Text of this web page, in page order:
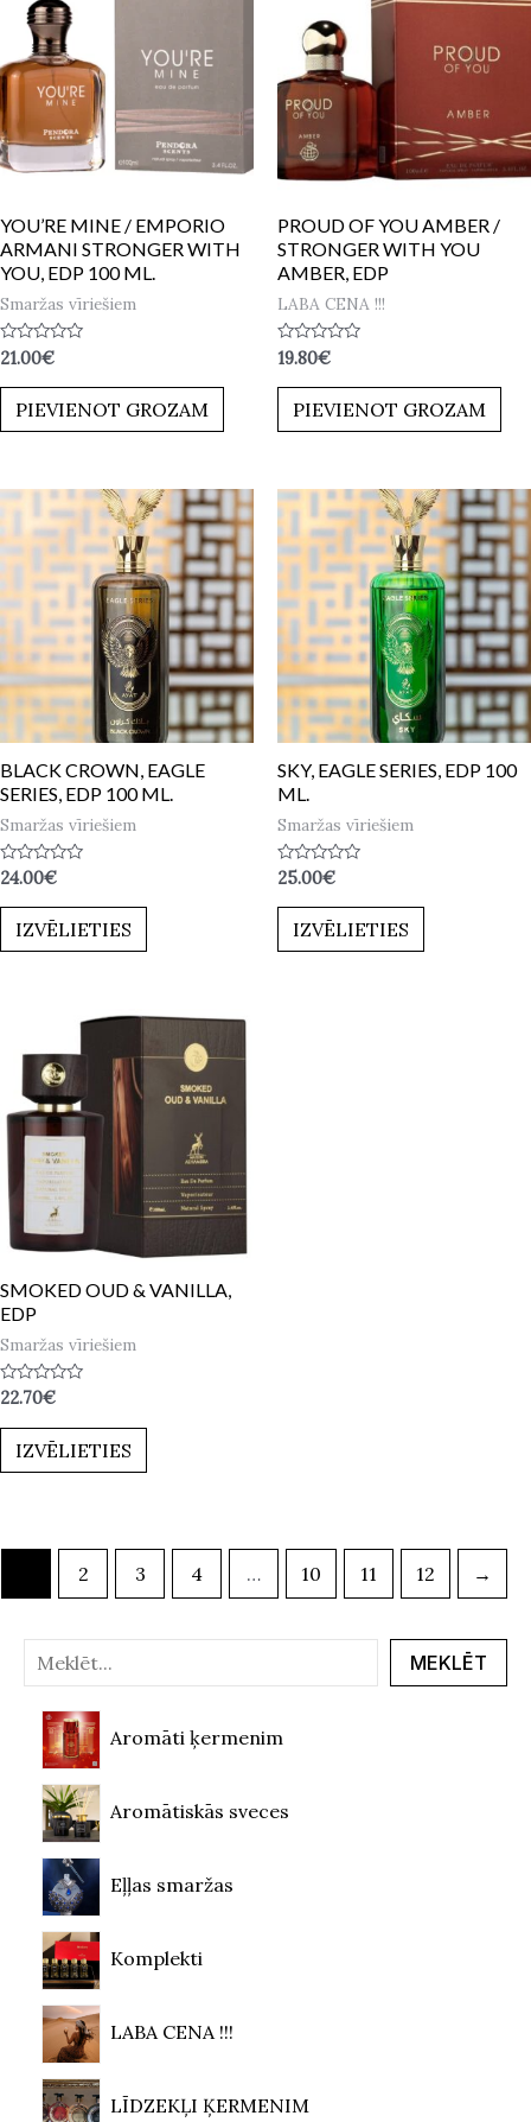
MEKLĒT
Aromāti ķermenim
Aromātiskās sveces
Eļļas smaržas
Komplekti
LABA CENA !!!
LĪDZEKĻI ĶERMENIM
YOU’RE MINE / EMPORIO
ARMANI STRONGER WITH
YOU, EDP 100 ML.
Smaržas vīriešiem
Novērtēts
ar
0
21.00€
PIEVIENOT GROZAM
PROUD OF YOU AMBER /
STRONGER WITH YOU
AMBER, EDP
LABA CENA !!!
Novērtēts
ar
0
19.80€
PIEVIENOT GROZAM
BLACK CROWN, EAGLE
SERIES, EDP 100 ML.
Smaržas vīriešiem
Novērtēts
0
24.00€
IZVĒLIETIES
SKY, EAGLE SERIES, EDP 100
ML.
Smaržas vīriešiem
Novērtēts
0
25.00€
IZVĒLIETIES
SMOKED OUD & VANILLA,
EDP
Smaržas vīriešiem
Novērtēts
0
22.70€
IZVĒLIETIES
2 3 4 … 10 11 12 →